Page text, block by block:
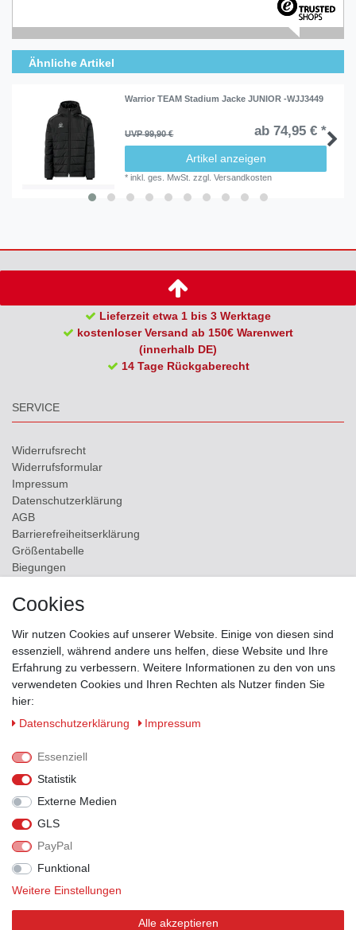
Ähnliche Artikel
Warrior TEAM Stadium Jacke JUNIOR -WJJ3449
UVP 99,90 € ab 74,95 € *
Artikel anzeigen
*inkl. ges. MwSt. zzgl.Versandkosten
Lieferzeit etwa 1 bis 3 Werktage
kostenloser Versand ab 150€ Warenwert
(innerhalb DE)
14 Tage Rückgaberecht
SERVICE
Widerrufs­recht
Widerrufs­formular
Impressum
Daten­schutz­erklärung
AGB
Barrierefreiheitserklärung
Größentabelle
Biegungen
Kontakt
ZAHLUNGSMÖGLICHKEITEN
VERSANDPARTNER
Cookies
Wir nutzen Cookies auf unserer Website. Einige von diesen sind
essenziell, während andere uns helfen, diese Website und Ihre
Erfahrung zu verbessern. Weitere Informationen zu den von uns
verwendeten Cookies und Ihren Rechten als Nutzer finden Sie
hier:
Daten­schutz­erklärung
Impressum
Essenziell
Statistik
Externe Medien
GLS
PayPal
Funktional
Weitere Einstellungen
Alle akzeptieren